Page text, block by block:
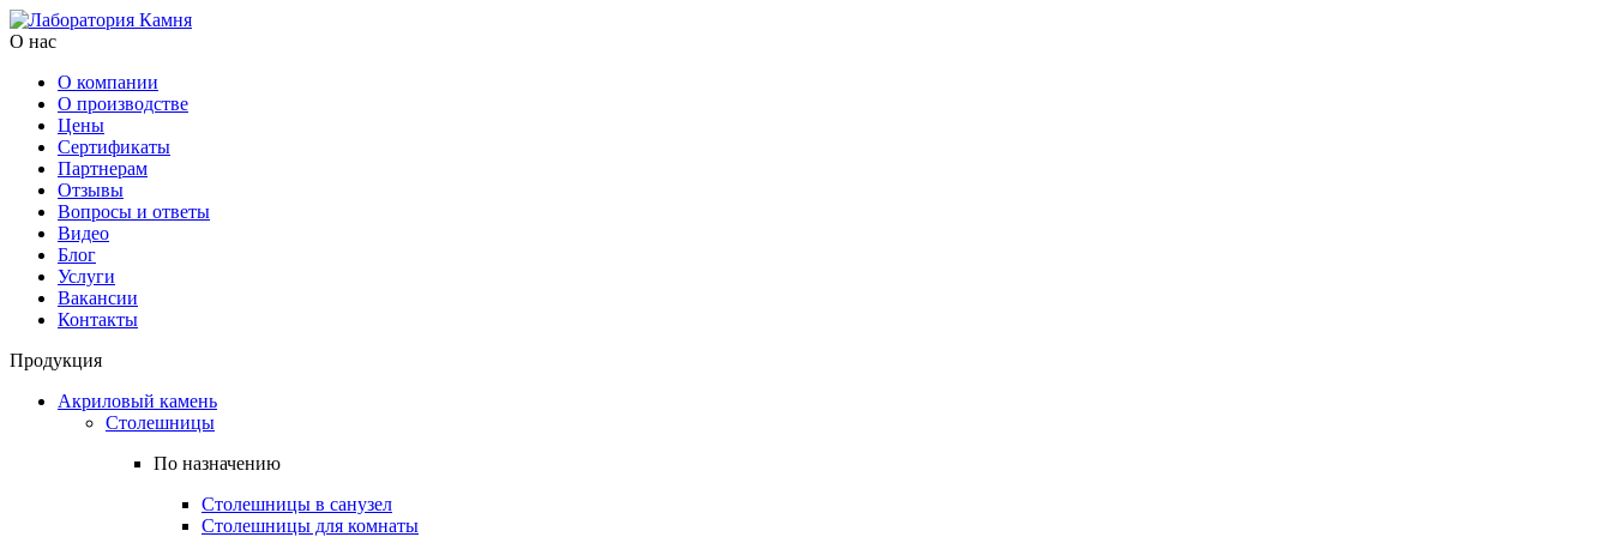
О нас
О компании
О производстве
Цены
Cертификаты
Партнерам
Отзывы
Вопросы и ответы
Видео
Блог
Услуги
Вакансии
Контакты
Продукция
Акриловый камень
Столешницы
По назначению
Столешницы в санузел
Столешницы для комнаты